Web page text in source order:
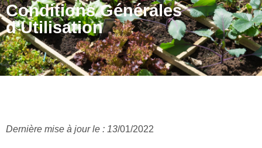
Conditions Générales
d'Utilisation​
Dernière mise à jour le : 13/01/2022